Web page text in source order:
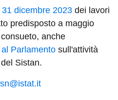
dicembre 2023 dei lavori
predisposto a maggio
anche
Parlamento sull'attività
Sistan.